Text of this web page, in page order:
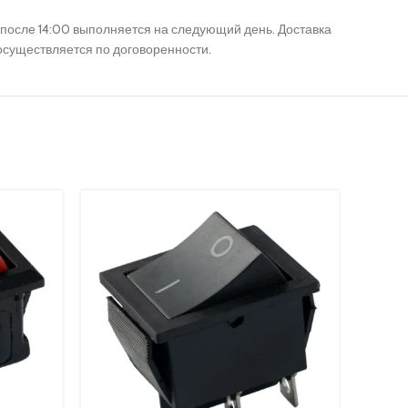
после 14:00 выполняется на следующий день. Доставка
по договоренности.